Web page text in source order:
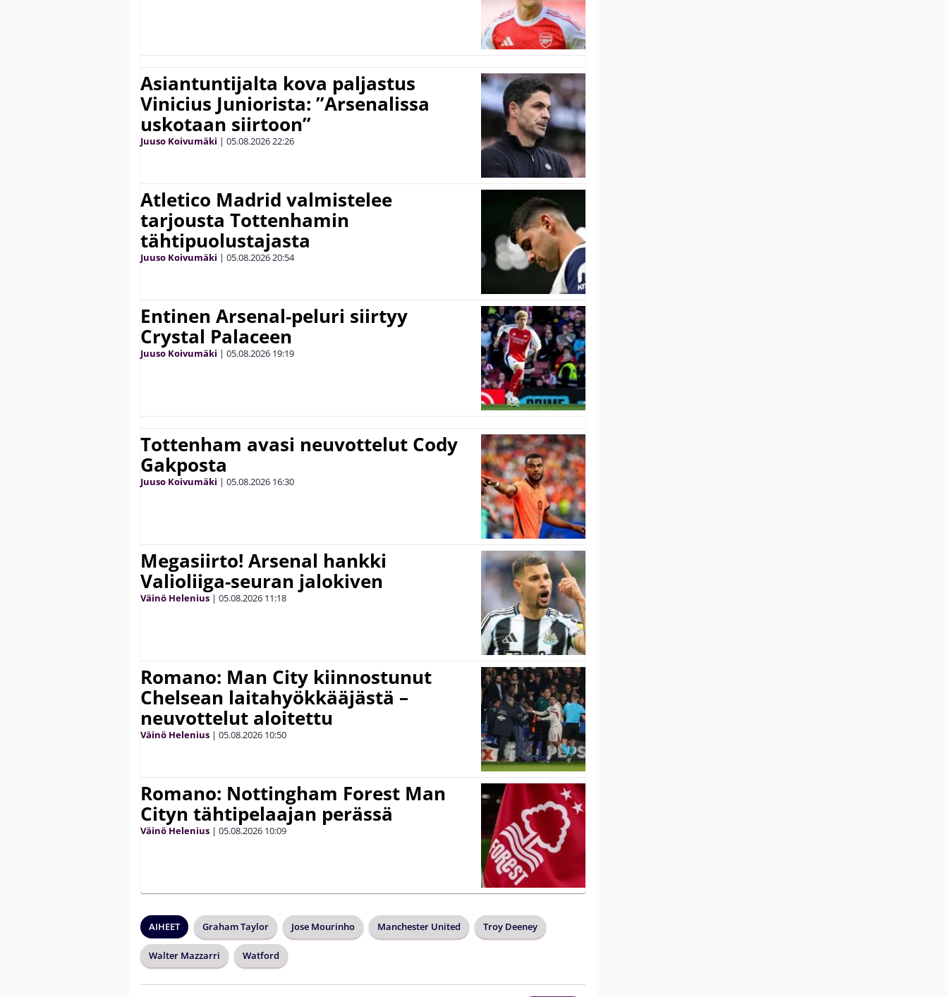
Asiantuntijalta kova paljastus
Vinicius Juniorista: ”Arsenalissa
uskotaan siirtoon”
Juuso Koivumäki | 05.08.202622:26
Atletico Madrid valmistelee
tarjousta Tottenhamin
tähtipuolustajasta
Juuso Koivumäki | 05.08.202620:54
Entinen Arsenal-peluri siirtyy
Crystal Palaceen
Juuso Koivumäki | 05.08.2026 19:19
Tottenham avasi neuvottelut Cody
Gakposta
Juuso Koivumäki | 05.08.2026 16:30
Megasiirto! Arsenal hankki
Valioliiga-seuran jalokiven
Väinö Helenius | 05.08.2026 11:18
Romano: Man City kiinnostunut
Chelsean laitahyökkääjästä –
neuvottelut aloitettu
Väinö Helenius | 05.08.2026 10:50
Romano: Nottingham Forest Man
Cityn tähtipelaajan perässä
Väinö Helenius | 05.08.2026 10:09
AIHEET Graham Taylor Jose Mourinho Manchester United Troy Deeney
Walter Mazzarri Watford